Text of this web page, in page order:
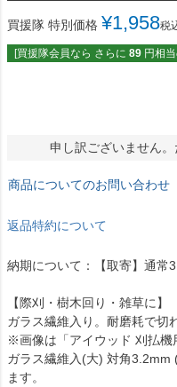
買援隊 特別価格 ¥1,958税
[買援隊会員なら さらに 89 円相
申し訳ございません。
商品についてのお問い合わせ
返品特約について
納期について：【取寄】通常
【際刈・樹木回り・雑草に】
ガラス繊維入り。耐磨耗で切
※画像は「アイウッド 刈払機
ガラス繊維入(大) 対角3.2mm
ます。